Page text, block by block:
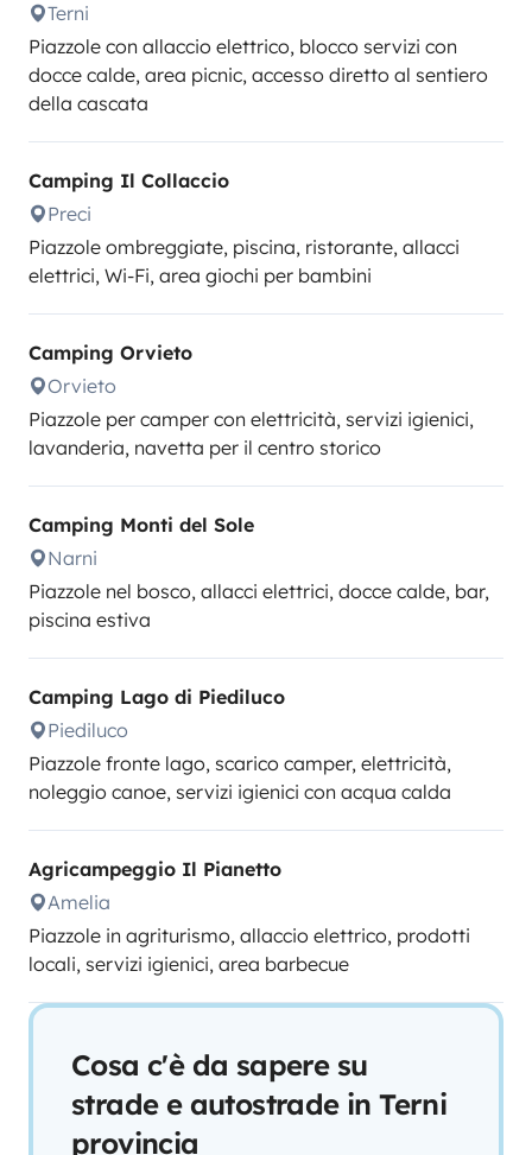
Terni
Piazzole con allaccio elettrico, blocco servizi con
docce calde, area picnic, accesso diretto al sentiero
della cascata
Camping Il Collaccio
Preci
Piazzole ombreggiate, piscina, ristorante, allacci
elettrici, Wi-Fi, area giochi per bambini
Camping Orvieto
Orvieto
Piazzole per camper con elettricità, servizi igienici,
lavanderia, navetta per il centro storico
Camping Monti del Sole
Narni
Piazzole nel bosco, allacci elettrici, docce calde, bar,
piscina estiva
Camping Lago di Piediluco
Piediluco
Piazzole fronte lago, scarico camper, elettricità,
noleggio canoe, servizi igienici con acqua calda
Agricampeggio Il Pianetto
Amelia
Piazzole in agriturismo, allaccio elettrico, prodotti
locali, servizi igienici, area barbecue
Cosa c'è da sapere su
strade e autostrade in Terni
provincia